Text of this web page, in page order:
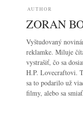
AUTHOR
ZORAN
Vyštudovaný
reklamke. Miluje
vystrašiť, čo sa
H.P. Lovecraftovi.
sa to podarilo už
filmy, alebo sa